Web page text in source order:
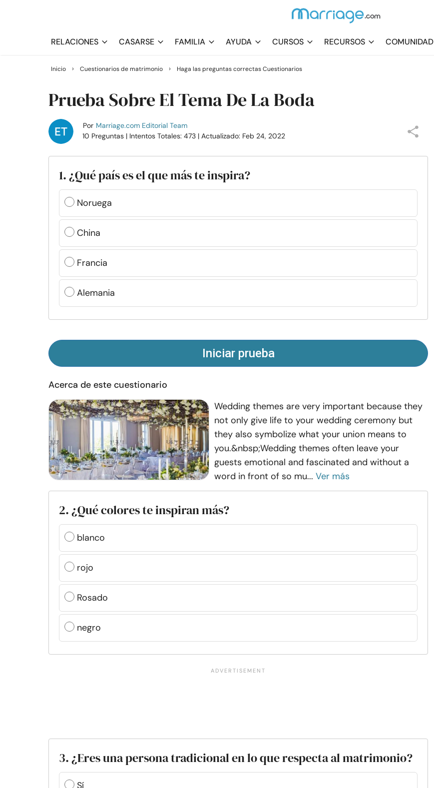
RELACIONES CASARSE FAMILIA AYUDA CURSOS RECURSOS COMUNIDAD
Inicio › Cuestionarios de matrimonio › Haga las preguntas correctas Cuestionarios
Prueba Sobre El Tema De La Boda
Por Marriage.com Editorial Team
10 Preguntas | Intentos Totales: 473 | Actualizado: Feb 24, 2022
1. ¿Qué país es el que más te inspira?
Noruega
China
Francia
Alemania
Iniciar prueba
Acerca de este cuestionario
Wedding themes are very important because they
not only give life to your wedding ceremony but
they also symbolize what your union means to
you.&nbsp;Wedding themes often leave your
guests emotional and fascinated and without a
word in front of so mu... Ver más
2. ¿Qué colores te inspiran más?
blanco
rojo
Rosado
negro
3. ¿Eres una persona tradicional en lo que respecta al matrimonio?
Sí